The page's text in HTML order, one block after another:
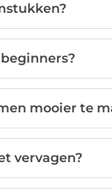
mooier te
vervagen?